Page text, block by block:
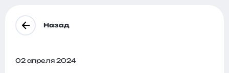
Назад
02 апреля 2024